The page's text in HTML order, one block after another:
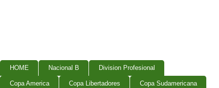
HOME Nacional B Division Profesional
Copa America Copa Libertadores Copa Sudamericana